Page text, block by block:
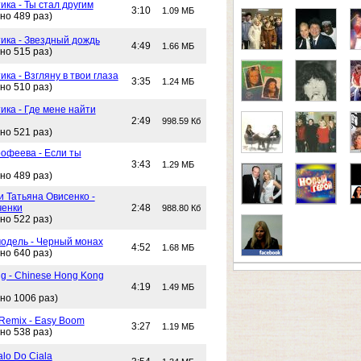
- Ты стал другим
489 раз)
3:10 1.09 МБ
- Звездный дождь
515 раз)
4:49 1.66 МБ
- Взгляну в твои глаза
510 раз)
3:35 1.24 МБ
- Где мене найти
521 раз)
2:49 998.59 Кб
- Если ты
489 раз)
3:43 1.29 МБ
Татьяна Овисенко -
522 раз)
2:48 988.80 Кб
- Черный монах
640 раз)
4:52 1.68 МБ
- Chinese Hong Kong
1006 раз)
4:19 1.49 МБ
- Easy Boom
538 раз)
3:27 1.19 МБ
Do Ciala